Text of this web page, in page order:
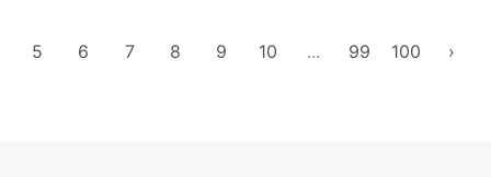
5 6 7 8 9 10 ... 99 100 ›